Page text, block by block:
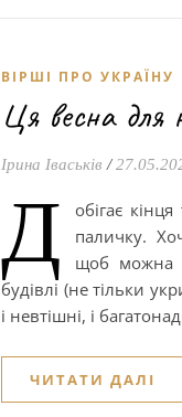
ВІРШІ ПРО УКРАЇНУ
Ця весна для
Ірина Іваськів /
Д
обігає
паличку.
щоб можна
будівлі (не тільки
і невтішні, і
ЧИТАТИ ДАЛІ